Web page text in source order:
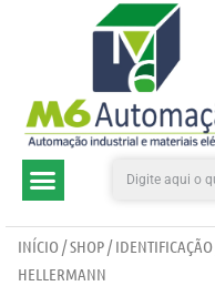
INÍCIO/SHOP/IDENTIFICAÇÃO
HELLERMANN